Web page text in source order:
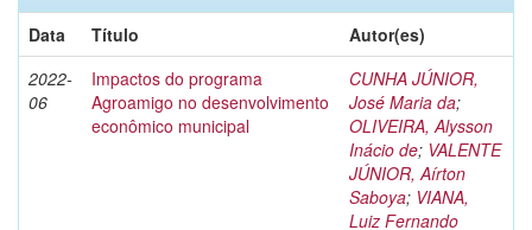
Data
Título
Autor(es)
2022-
06
Impactos do programa
Agroamigo no desenvolvimento
econômico municipal
CUNHA JÚNIOR,
José Maria da;
OLIVEIRA, Alysson
Inácio de; VALENTE
JÚNIOR, Aírton
Saboya; VIANA,
Luiz Fernando